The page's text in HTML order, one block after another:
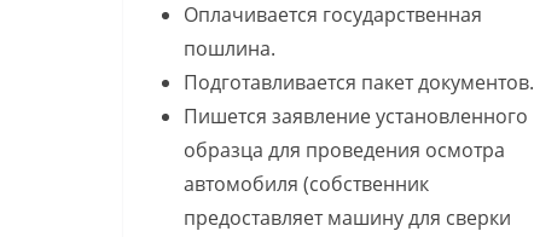
Оплачивается государственная
пошлина.
Подготавливается пакет документов.
Пишется заявление установленного
образца для проведения осмотра
автомобиля (собственник
предоставляет машину для сверки